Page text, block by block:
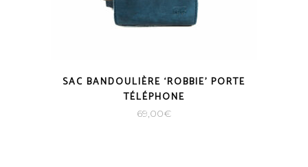
SAC BANDOULIÈRE ‘ROBBIE’ PORTE
TÉLÉPHONE
69,00€